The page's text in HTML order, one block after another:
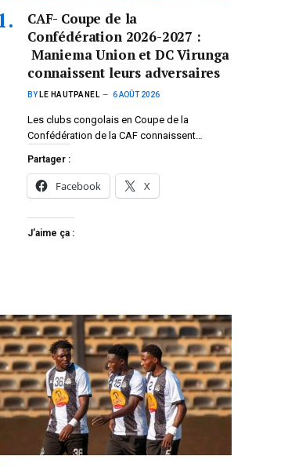
CAF- Coupe de la
Confédération 2026-2027 :
Maniema Union et DC Virunga
connaissent leurs adversaires
BY LE HAUTPANEL 6 AOÛT 2026
Les clubs congolais en Coupe de la
Confédération de la CAF connaissent…
Partager :
Facebook X
J’aime ça :